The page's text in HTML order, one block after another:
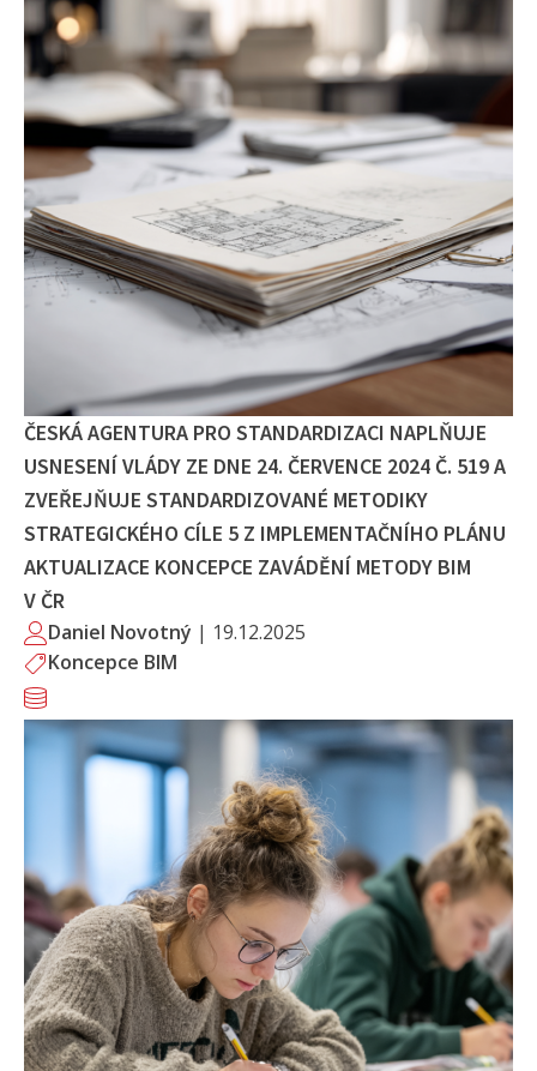
ČESKÁ AGENTURA PRO STANDARDIZACI NAPLŇUJE
USNESENÍ VLÁDY ZE DNE 24. ČERVENCE 2024 Č. 519 A
ZVEŘEJŇUJE STANDARDIZOVANÉ METODIKY
STRATEGICKÉHO CÍLE 5 Z IMPLEMENTAČNÍHO PLÁNU
AKTUALIZACE KONCEPCE ZAVÁDĚNÍ METODY BIM
V ČR
Daniel Novotný | 19.12.2025
Koncepce BIM